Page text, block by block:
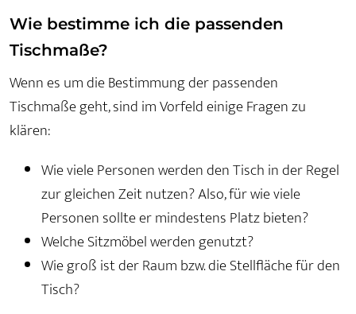
Wie bestimme ich die passenden
Tischmaße?
Wenn es um die Bestimmung der passenden
Tischmaße geht, sind im Vorfeld einige Fragen zu
klären:
Wie viele Personen werden den Tisch in der Regel
zur gleichen Zeit nutzen? Also, für wie viele
Personen sollte er mindestens Platz bieten?
Welche Sitzmöbel werden genutzt?
Wie groß ist der Raum bzw. die Stellfläche für den
Tisch?